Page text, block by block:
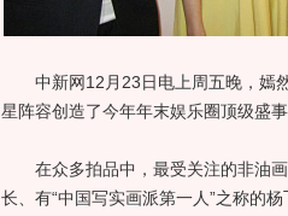
中新网12月23日电上周五晚，嫣然
星阵容创造了今年年末娱乐圈顶级盛
在众多拍品中，最受关注的非油画
长、有“中国写实画派第一人”之称的